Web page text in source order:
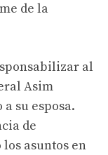
de la
al
Asim
su esposa.
de
asuntos en